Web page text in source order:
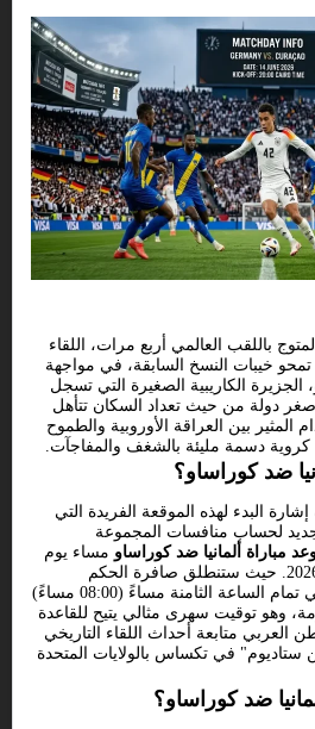
باللقب العالمي أربع مرات، اللقاء
تمحو خيبات النسخ السابقة، في مواجهة
الكاريبية الصغيرة التي تسجل
دولة من حيث تعداد السكان تتأهل
هذا الصدام المثير بين العراقة الأوروبية والطموح
كروية دسمة مليئة بالشغف والمفاجآت.
ضد كوراساو؟
البدء لهذه الموقعة الفريدة التي
لحساب منافسات المجموعة
مباراة ألمانيا ضد كوراساو مساء يوم
غدٍ الأحد، الموافق 14 يونيو 2026. حيث ستنطلق صافرة الحكم
الرسمية لتعلن بدء الإثارة في تمام الساعة الثامنة مساءً (08:00 مساءً)
وهو توقيت سهرى مثالي يتيح للقاعدة
العربي متابعة أحداث اللقاء التاريخي
في تكساس بالولايات المتحدة
ضد كوراساو؟